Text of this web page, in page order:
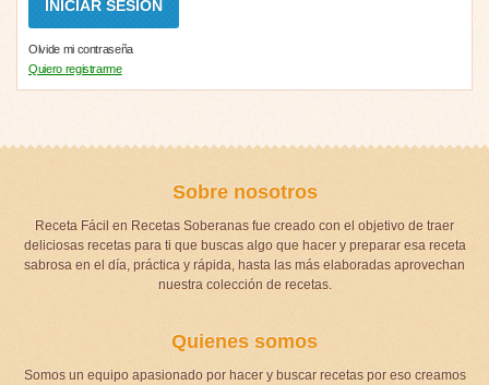
Olvide mi contraseña
Quiero registrarme
Sobre nosotros
Receta Fácil en Recetas Soberanas fue creado con el objetivo de traer
deliciosas recetas para ti que buscas algo que hacer y preparar esa receta
sabrosa en el día, práctica y rápida, hasta las más elaboradas aprovechan
nuestra colección de recetas.
Quienes somos
Somos un equipo apasionado por hacer y buscar recetas por eso creamos